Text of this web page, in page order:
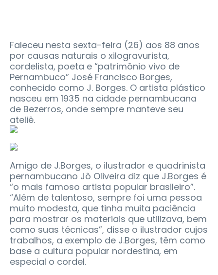
Faleceu nesta sexta-feira (26) aos 88 anos
por causas naturais o xilogravurista,
cordelista, poeta e “patrimônio vivo de
Pernambuco” José Francisco Borges,
conhecido como J. Borges. O artista plástico
nasceu em 1935 na cidade pernambucana
de Bezerros, onde sempre manteve seu
ateliê.
Amigo de J.Borges, o ilustrador e quadrinista
pernambucano Jô Oliveira diz que J.Borges é
“o mais famoso artista popular brasileiro”.
“Além de talentoso, sempre foi uma pessoa
muito modesta, que tinha muita paciência
para mostrar os materiais que utilizava, bem
como suas técnicas”, disse o ilustrador cujos
trabalhos, a exemplo de J.Borges, têm como
base a cultura popular nordestina, em
especial o cordel.